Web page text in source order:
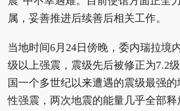
属，妥善推进后续善后相关工作。
当地时间6月24日傍晚，委内瑞拉境
级以上强震，震级先后被修正为7.2
国一个多世纪以来遭遇的震级最强
性强震，两次地震的能量几乎全部